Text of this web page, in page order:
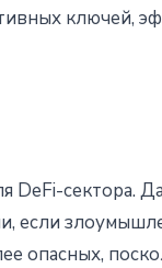
ключей,
DeFi-сектора.
если
опасных,